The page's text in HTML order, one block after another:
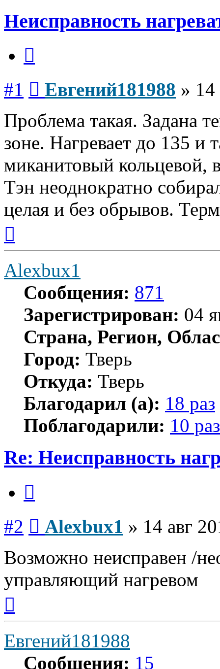
Неисправность
#1 Евгений181988 »
Проблема такая. Задана
зоне. Нагревает до 135 и
миканитовый кольцевой,
Тэн неоднократно
целая и без обрывов.
началу
Alexbux1
Сообщения: 871
Зарегистрирован: 04
Страна, Регион,
Город: Тверь
Откуда: Тверь
Благодарил (а): 18 раз
Поблагодарили: 10 раз
Re: Неисправность
#2 Alexbux1 » 14 авг
Возможно неисправен /
управляющий нагревом
началу
Евгений181988
Сообщения: 15